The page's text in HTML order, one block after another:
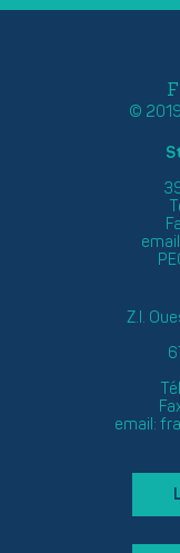
©
email
Z.I.
email: